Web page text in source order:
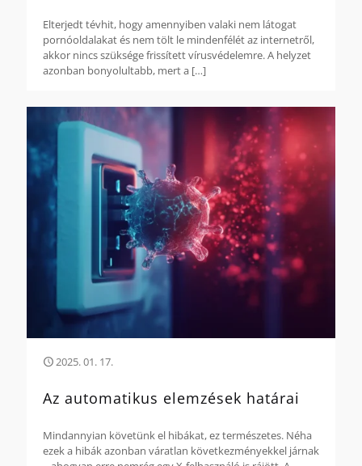
Elterjedt tévhit, hogy amennyiben valaki nem látogat
pornóoldalakat és nem tölt le mindenfélét az internetről,
akkor nincs szüksége frissített vírusvédelemre. A helyzet
azonban bonyolultabb, mert a […]
2025. 01. 17.
Az automatikus elemzések határai
Mindannyian követünk el hibákat, ez természetes. Néha
ezek a hibák azonban váratlan következményekkel járnak